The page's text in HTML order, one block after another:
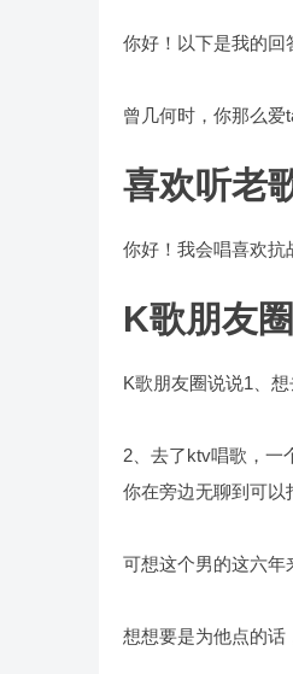
你好！以下是我的回
曾几何时，你那么爱
喜欢听老
你好！我会唱喜欢抗
K歌朋友
K歌朋友圈说说1、
2、去了ktv唱歌，一
你在旁边无聊到可以
可想这个男的这六年
想想要是为他点的话